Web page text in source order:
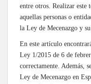
entre otros. Realizar este
aquellas personas o
la Ley de Mecenazgo y
En este artículo
Ley 1/2015 de 6 de
correctamente. Además,
Ley de Mecenazgo en